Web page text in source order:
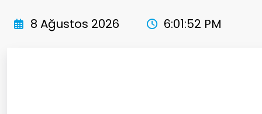
atla
8 Ağustos 2026 6:01:53 PM